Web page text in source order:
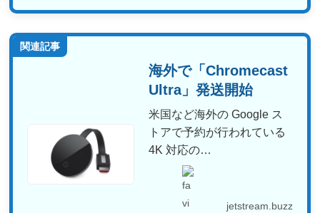
関連記事
海外で「Chromecast
Ultra」発送開始
米国など海外の Google ス
トアで予約が行われている
4K 対応の
Chromecast「Chr...
jetstream.buzz